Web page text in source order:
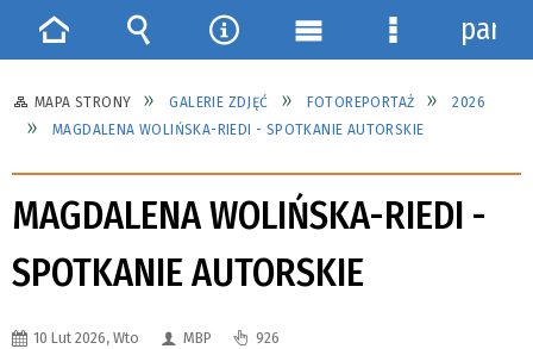
MAPA STRONY GALERIE ZDJĘĆ FOTOREPORTAŻ
2026
MAGDALENA WOLIŃSKA-RIEDI - SPOTKANIE AUTORSKIE
MAGDALENA WOLIŃSKA-RIEDI -
SPOTKANIE AUTORSKIE
10 Lut 2026, Wto MBP 926
Strona
główna
Wyszukiwarka
NarzędziaMenu
główne
Menu
szczegółowe
panel